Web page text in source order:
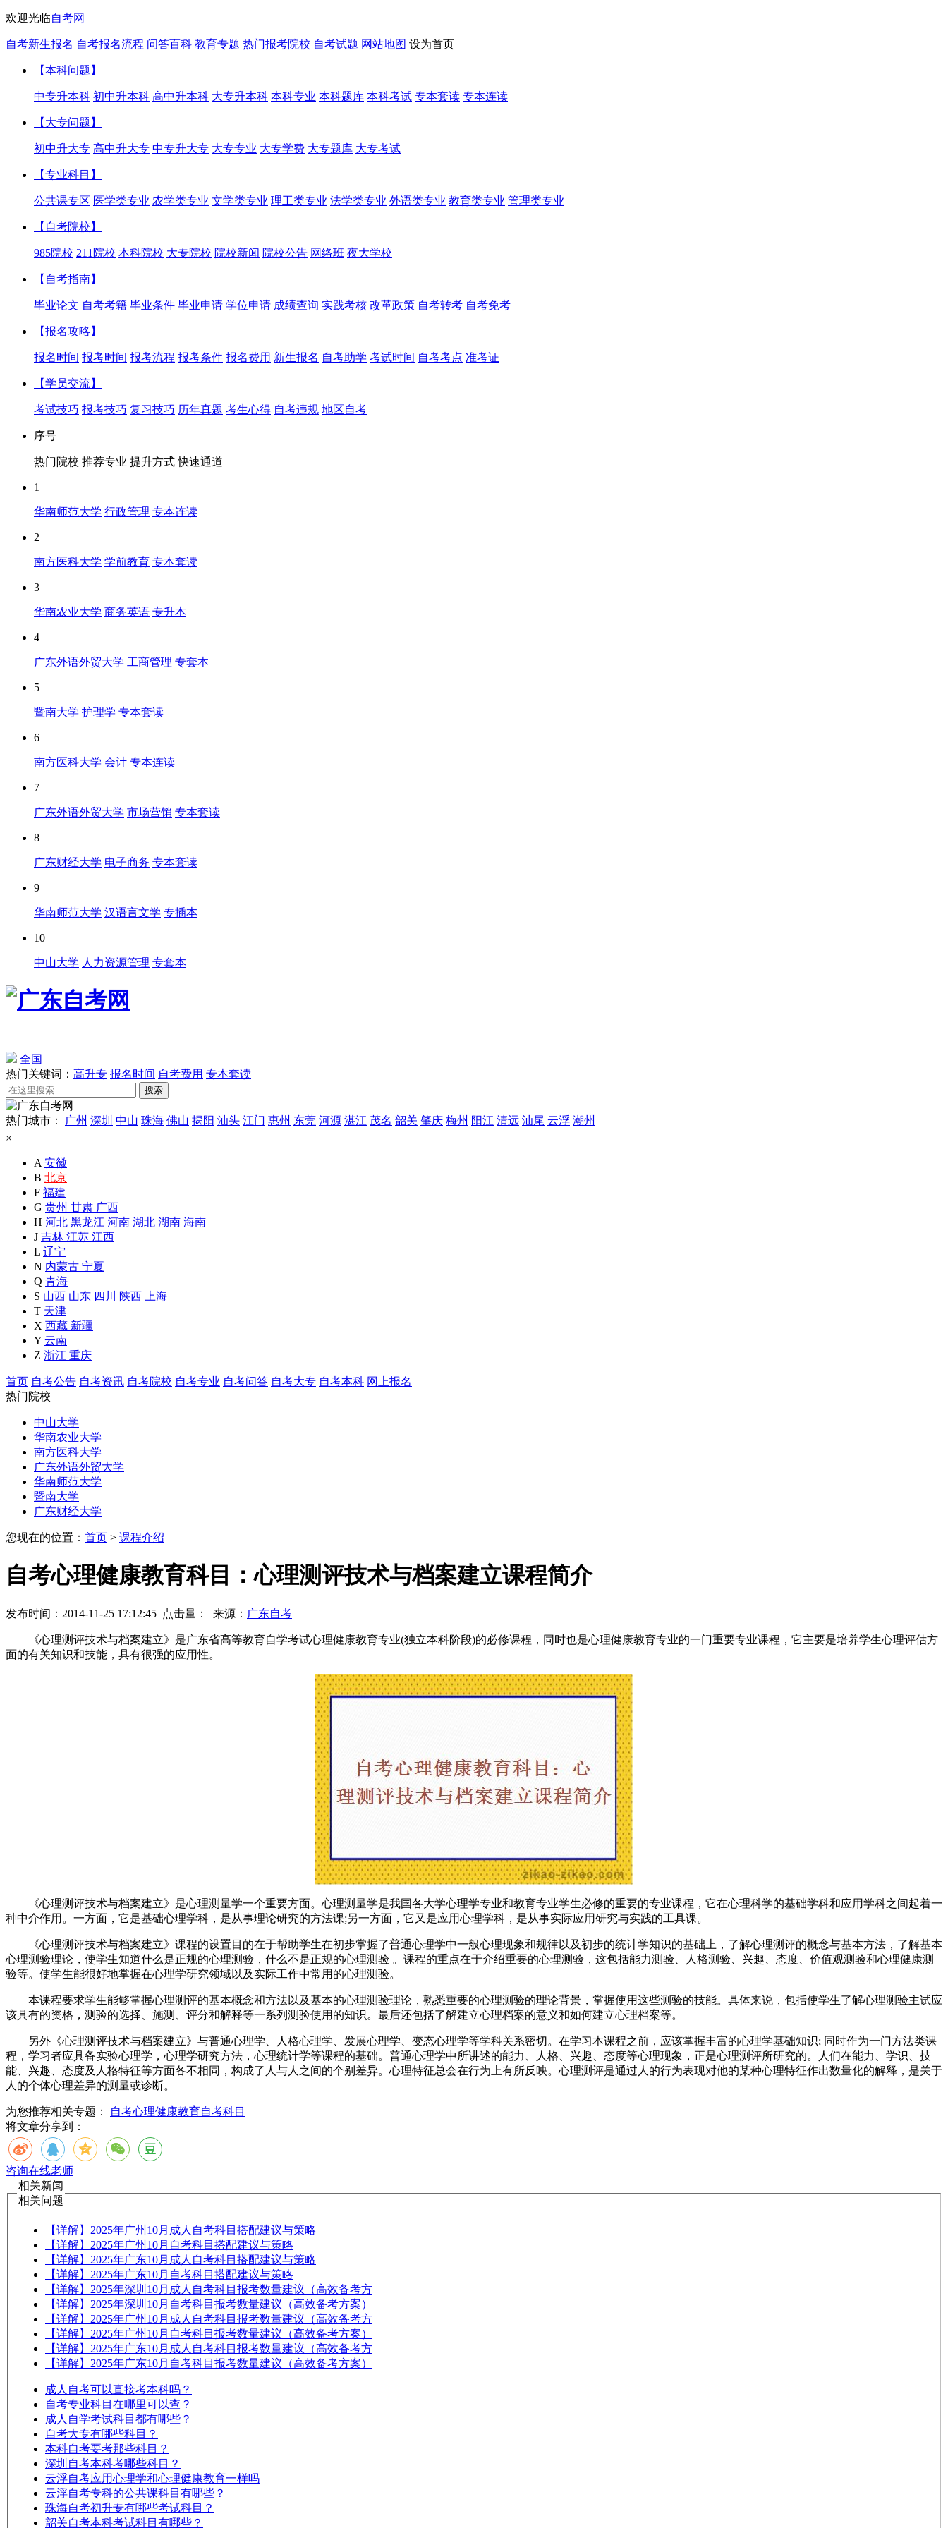
欢迎光临自考网
自考新生报名 自考报名流程 问答百科 教育专题 热门报考院校 自考试题 网站地图 设为首页
【本科问题】
中专升本科 初中升本科 高中升本科 大专升本科 本科专业 本科题库 本科考试 专本套读 专本连读
【大专问题】
初中升大专 高中升大专 中专升大专 大专专业 大专学费 大专题库 大专考试
【专业科目】
公共课专区 医学类专业 农学类专业 文学类专业 理工类专业 法学类专业 外语类专业 教育类专业 管理类专业
【自考院校】
985院校 211院校 本科院校 大专院校 院校新闻 院校公告 网络班 夜大学校
【自考指南】
毕业论文 自考考籍 毕业条件 毕业申请 学位申请 成绩查询 实践考核 改革政策 自考转考 自考免考
【报名攻略】
报名时间 报考时间 报考流程 报考条件 报名费用 新生报名 自考助学 考试时间 自考考点 准考证
【学员交流】
考试技巧 报考技巧 复习技巧 历年真题 考生心得 自考违规 地区自考
序号
热门院校 推荐专业 提升方式 快速通道
1
华南师范大学 行政管理 专本连读
2
南方医科大学 学前教育 专本套读
3
华南农业大学 商务英语 专升本
4
广东外语外贸大学 工商管理 专套本
5
暨南大学 护理学 专本套读
6
南方医科大学 会计 专本连读
7
广东外语外贸大学 市场营销 专本套读
8
广东财经大学 电子商务 专本套读
9
华南师范大学 汉语言文学 专插本
10
中山大学 人力资源管理 专套本
全国
热门关键词： 高升专 报名时间 自考费用 专本套读
热门城市： 广州 深圳 中山 珠海 佛山 揭阳 汕头 江门 惠州 东莞 河源 湛江 茂名 韶关 肇庆 梅州 阳江 清远 汕尾 云浮 潮州
×
A 安徽
B 北京
F 福建
G 贵州 甘肃 广西
H 河北 黑龙江 河南 湖北 湖南 海南
J 吉林 江苏 江西
L 辽宁
N 内蒙古 宁夏
Q 青海
S 山西 山东 四川 陕西
上海
T 天津
X 西藏 新疆
Y 云南
Z 浙江 重庆
首页 自考公告 自考资讯 自考院校 自考专业 自考问答 自考大专 自考本科 网上报名
热门院校
中山大学
华南农业大学
南方医科大学
广东外语外贸大学
华南师范大学
暨南大学
广东财经大学
您现在的位置： 首页 > 课程介绍
自考心理健康教育科目：心理测评技术与档案建立课程简介
发布时间：2014-11-25 17:12:45 点击量： 来源： 广东自考
《心理测评技术与档案建立》是广东省高等教育自学考试心理健康教育专业(独立本科阶段)的必修课程，同时也是心理健康教育专业的一门重要专业课程，它主要是培养学生心理评估方
面的有关知识和技能，具有很强的应用性。
《心理测评技术与档案建立》是心理测量学一个重要方面。心理测量学是我国各大学心理学专业和教育专业学生必修的重要的专业课程，它在心理科学的基础学科和应用学科之间起着一
种中介作用。一方面，它是基础心理学科，是从事理论研究的方法课;另一方面，它又是应用心理学科，是从事实际应用研究与实践的工具课。
《心理测评技术与档案建立》课程的设置目的在于帮助学生在初步掌握了普通心理学中一般心理现象和规律以及初步的统计学知识的基础上，了解心理测评的概念与基本方法，了解基本
心理测验理论，使学生知道什么是正规的心理测验，什么不是正规的心理测验 。课程的重点在于介绍重要的心理测验，这包括能力测验、人格测验、兴趣、态度、价值观测验和心理健康测
验等。使学生能很好地掌握在心理学研究领域以及实际工作中常用的心理测验。
本课程要求学生能够掌握心理测评的基本概念和方法以及基本的心理测验理论，熟悉重要的心理测验的理论背景，掌握使用这些测验的技能。具体来说，包括使学生了解心理测验主试应
该具有的资格，测验的选择、施测、评分和解释等一系列测验使用的知识。最后还包括了解建立心理档案的意义和如何建立心理档案等。
另外《心理测评技术与档案建立》与普通心理学、人格心理学、发展心理学、变态心理学等学科关系密切。在学习本课程之前，应该掌握丰富的心理学基础知识; 同时作为一门方法类课
程，学习者应具备实验心理学，心理学研究方法，心理统计学等课程的基础。普通心理学中所讲述的能力、人格、兴趣、态度等心理现象，正是心理测评所研究的。人们在能力、学识、技
能、兴趣、态度及人格特征等方面各不相同，构成了人与人之间的个别差异。心理特征总会在行为上有所反映。心理测评是通过人的行为表现对他的某种心理特征作出数量化的解释，是关于
人的个体心理差异的测量或诊断。
为您推荐相关专题： 自考心理健康教育自考科目
将文章分享到：
咨询在线老师
相关新闻
相关问题
【详解】2025年广州10月成人自考科目搭配建议与策略
【详解】2025年广州10月自考科目搭配建议与策略
【详解】2025年广东10月成人自考科目搭配建议与策略
【详解】2025年广东10月自考科目搭配建议与策略
【详解】2025年深圳10月成人自考科目报考数量建议（高效备考方
【详解】2025年深圳10月自考科目报考数量建议（高效备考方案）
【详解】2025年广州10月成人自考科目报考数量建议（高效备考方
【详解】2025年广州10月自考科目报考数量建议（高效备考方案）
【详解】2025年广东10月成人自考科目报考数量建议（高效备考方
【详解】2025年广东10月自考科目报考数量建议（高效备考方案）
成人自考可以直接考本科吗？
自考专业科目在哪里可以查？
成人自学考试科目都有哪些？
自考大专有哪些科目？
本科自考要考那些科目？
深圳自考本科考哪些科目？
云浮自考应用心理学和心理健康教育一样吗
云浮自考专科的公共课科目有哪些？
珠海自考初升专有哪些考试科目？
韶关自考本科考试科目有哪些？